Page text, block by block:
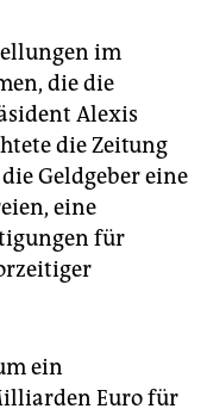
im
die die
Alexis
die Zeitung
Geldgeber eine
eine
für
ein
Euro für